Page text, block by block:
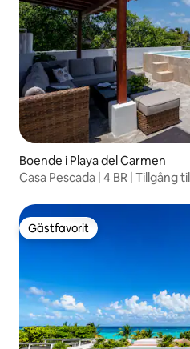
Boende i Playa del Carmen
Casa Pescada | 4 BR | Tillgång
Gästfavorit
Gästfavorit